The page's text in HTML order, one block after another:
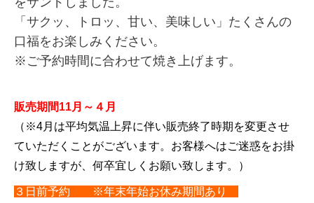
「サクッ、トロッ、甘い、美味しい」たくさんの
口福をお楽しみください。
※ご予約時間に合わせて焼き上げます。
販売期間11月～４月
（※4月は平均気温上昇に伴い販売終了時期を変更させ
ていただくことがございます。お客様へはご迷惑をお掛
け致しますが、何卒宜しくお願い致します。）
３日前予約 ※年末年始お休み期間あり